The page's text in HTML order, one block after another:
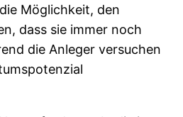
Möglichkeit, den
dass sie immer noch
die Anleger versuchen